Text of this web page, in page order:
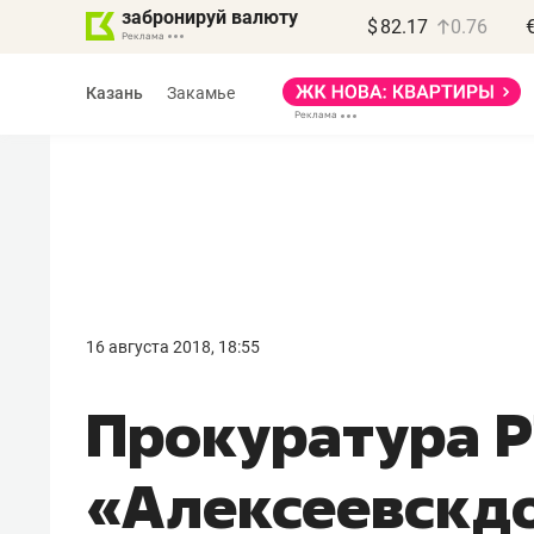
забронируй валюту $ 82.17 0.76
Казань Закамье
16 августа 2018, 18:55
​Прокуратура
правил, бизнес может
потерять минимум